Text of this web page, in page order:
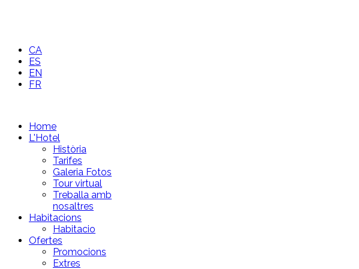
CA
ES
EN
FR
Home
L'Hotel
Història
Tarifes
Galeria Fotos
Tour virtual
Treballa amb
nosaltres
Habitacions
Habitacio
Ofertes
Promocions
Extres